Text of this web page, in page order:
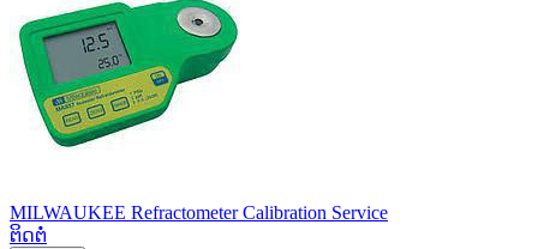
MILWAUKEE Refractometer Calibration Service
ຕິດຕໍ່